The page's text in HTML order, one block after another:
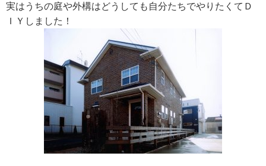
実はうちの庭や外構はどうしても自分たちでやりたくてＤ
ＩＹしました！